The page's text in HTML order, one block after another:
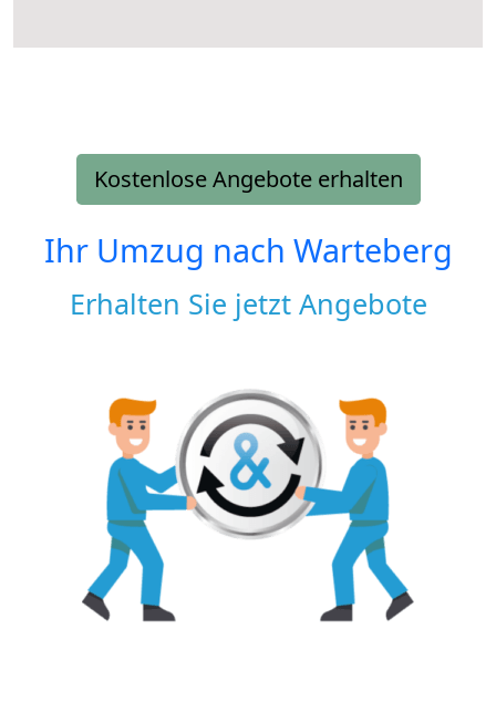
Kostenlose Angebote erhalten
Ihr Umzug nach Warteberg
Erhalten Sie jetzt Angebote